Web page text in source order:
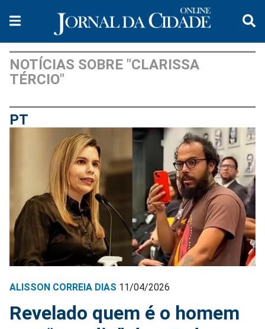
NOTÍCIAS SOBRE "CLARISSA
TÉRCIO"
PT
ALISSON CORREIA DIAS 11/04/2026
Revelado quem é o homem